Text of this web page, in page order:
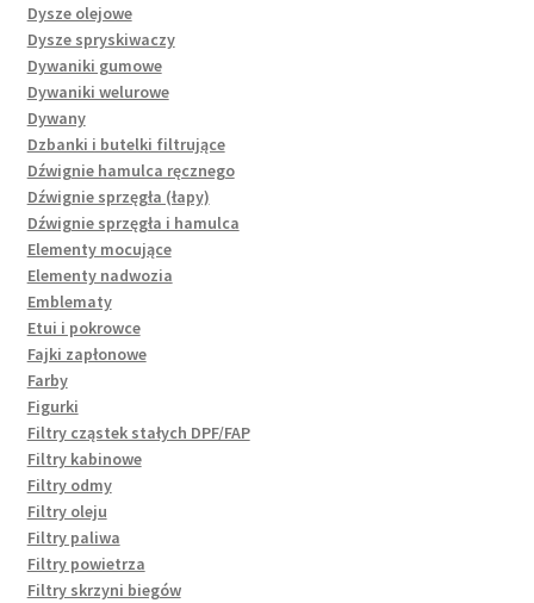
Dysze olejowe
Dysze spryskiwaczy
Dywaniki gumowe
Dywaniki welurowe
Dywany
Dzbanki i butelki filtrujące
Dźwignie hamulca ręcznego
Dźwignie sprzęgła (łapy)
Dźwignie sprzęgła i hamulca
Elementy mocujące
Elementy nadwozia
Emblematy
Etui i pokrowce
Fajki zapłonowe
Farby
Figurki
Filtry cząstek stałych DPF/FAP
Filtry kabinowe
Filtry odmy
Filtry oleju
Filtry paliwa
Filtry powietrza
Filtry skrzyni biegów